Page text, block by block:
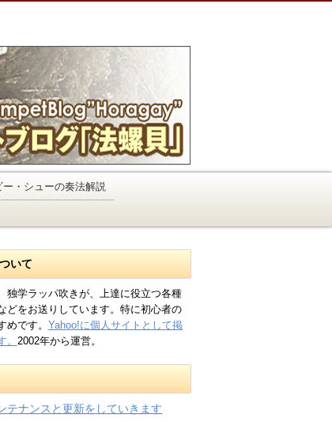
ー・シューの奏法解説
いて
独学ラッパ吹きが、上達に役立つ各種
どをお送りしています。特に初心者の
めです。
Yahoo!に個人サイトとして掲
。 2002年から運営。
テナンスと更新をしていきます